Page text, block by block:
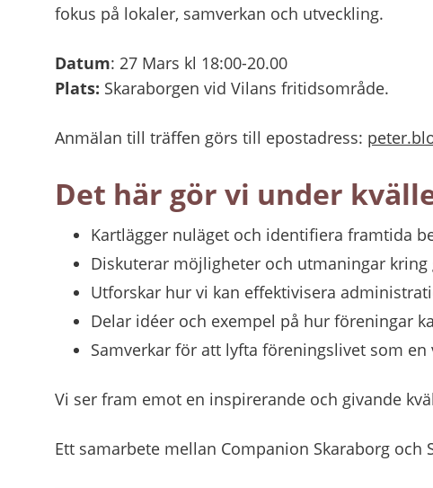
fokus på lokaler, samverkan och utveckling.
Datum: 27 Mars kl 18:00-20.00
Plats: Skaraborgen vid Vilans fritidsområde.
Anmälan till träffen görs till epostadress:
Det här gör vi under
Kartlägger nuläget och identifiera framtida
Diskuterar möjligheter och utmaningar
Utforskar hur vi kan effektivisera
Delar idéer och exempel på hur föreningar
Samverkar för att lyfta föreningslivet som
Vi ser fram emot en inspirerande och givande
Ett samarbete mellan Companion Skaraborg och